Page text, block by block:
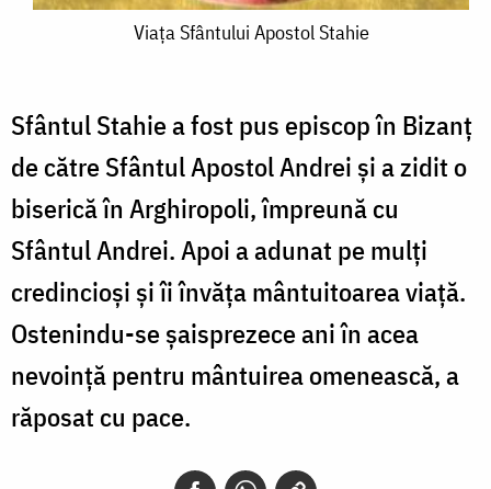
Apostol
Stahie
Viaţa Sfântului Apostol Stahie
Sfântul Stahie a fost pus episcop în Bizanţ
de către Sfântul Apostol Andrei şi a zidit o
biserică în Arghiropoli, împreună cu
Sfântul Andrei. Apoi a adunat pe mulţi
credincioşi şi îi învăţa mântuitoarea viaţă.
Ostenindu-se şaisprezece ani în acea
nevoinţă pentru mântuirea omenească, a
răposat cu pace.